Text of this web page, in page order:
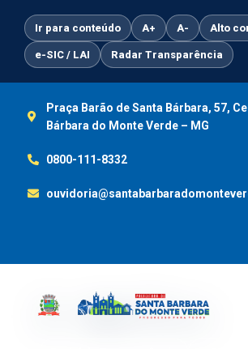
conteúdo
Ir para conteúdo A+ A- Alto
e-SIC / LAI Radar Transparência
Praça Barão de Santa Bárbara, 57,
Bárbara do Monte Verde – MG
0800-111-8332